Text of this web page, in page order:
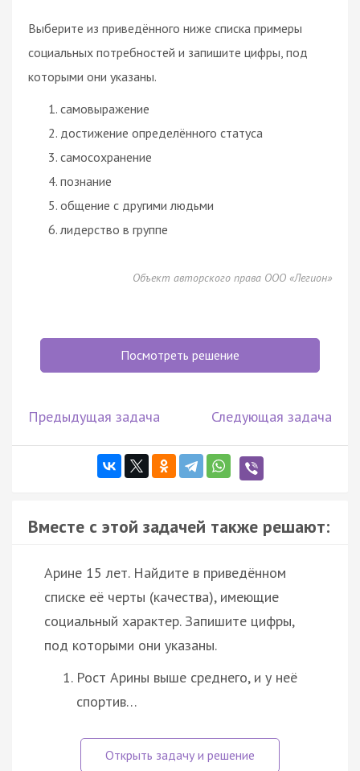
Выберите из приведённого ниже списка примеры
социальных потребностей и запишите цифры, под
которыми они указаны.
самовыражение
достижение определённого статуса
самосохранение
познание
общение с другими людьми
лидерство в группе
Объект авторского права ООО «Легион»
Посмотреть решение
Предыдущая задача Следующая задача
Вместе с этой задачей также решают:
Арине 15 лет. Найдите в приведённом
списке её черты (качества), имеющие
социальный характер. Запишите цифры,
под которыми они указаны.
Рост Арины выше среднего, и у неё
спортив…